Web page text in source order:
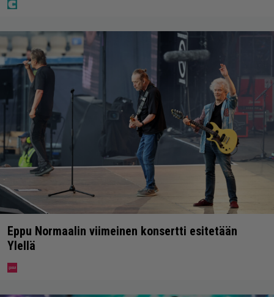
Eppu Normaalin viimeinen konsertti esitetään
Ylellä